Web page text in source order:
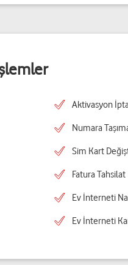
Aktivasyon
Numara
Sim Kart
Fatura Tahsilat
Ev İnterneti
Ev İnterneti